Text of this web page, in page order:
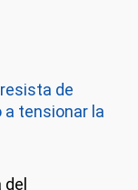
de
a tensionar la